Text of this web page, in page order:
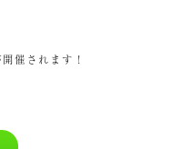
催されます！